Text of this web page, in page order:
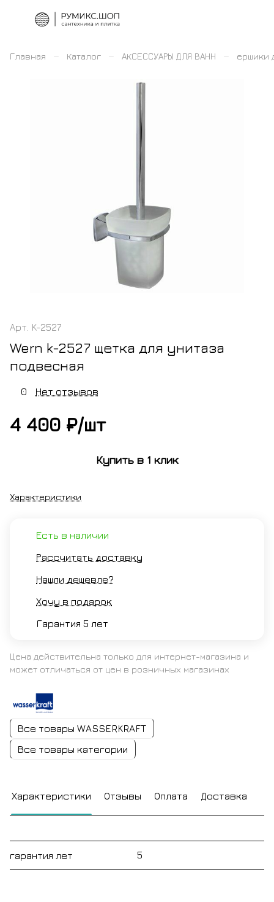
Главная – Каталог – АКСЕССУАРЫ ДЛЯ ВАНН – ершики
Арт. K-2527
Wern k-2527 щетка для унитаза
подвесная
0 Нет отзывов
4 400 ₽/шт
Купить в 1 клик
Характеристики
Есть в наличии
Рассчитать доставку
Нашли дешевле?
Хочу в подарок
Гарантия 5 лет
Цена действительна только для интернет-магазина и
может отличаться от цен в розничных магазинах
Все товары WASSERKRAFT
Все товары категории
Характеристики Отзывы Оплата Доставка
гарантия лет 5